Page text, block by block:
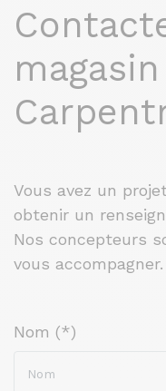
Vous avez un
obtenir un
Nos concepteurs
vous accompagner.
Nom (*)